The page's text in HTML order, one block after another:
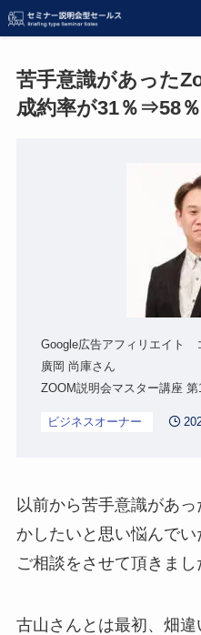
苦手意識があった
成約率が31％⇒58
Google広告アフィリエイト
廣岡 尚庫さん
ZOOM説明会マスター講座
ビジネスオーナー
以前から苦手意識があ
かしたいと思い悩んで
ご相談をさせて頂きまし
古山さんとは最初、畑